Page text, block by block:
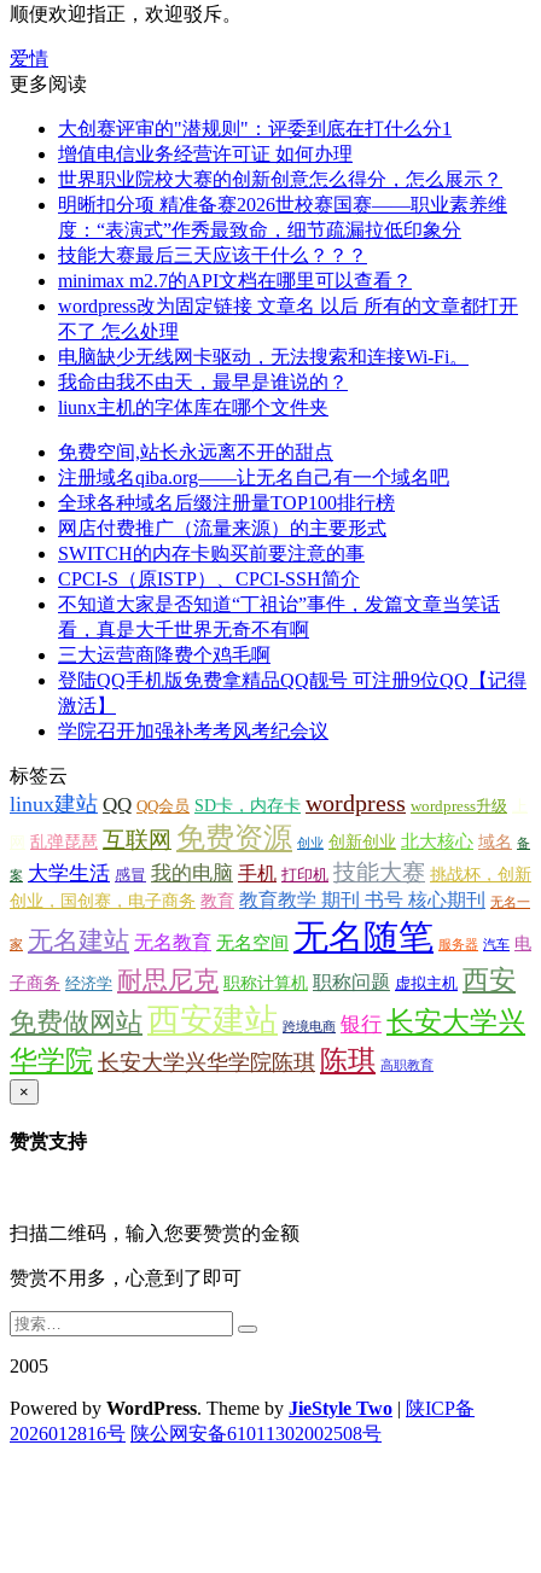
顺便欢迎指正，欢迎驳斥。
爱情
更多阅读
大创赛评审的"潜规则"：评委到底在打什么分1
增值电信业务经营许可证 如何办理
世界职业院校大赛的创新创意怎么得分，怎么展示？
明晰扣分项 精准备赛2026世校赛国赛——职业素养维
度：“表演式”作秀最致命，细节疏漏拉低印象分
技能大赛最后三天应该干什么？？？
minimax m2.7的API文档在哪里可以查看？
wordpress改为固定链接 文章名 以后 所有的文章都打开
不了 怎么处理
电脑缺少无线网卡驱动，无法搜索和连接Wi-Fi。
我命由我不由天，最早是谁说的？
liunx主机的字体库在哪个文件夹
免费空间,站长永远离不开的甜点
注册域名qiba.org——让无名自己有一个域名吧
全球各种域名后缀注册量TOP100排行榜
网店付费推广（流量来源）的主要形式
SWITCH的内存卡购买前要注意的事
CPCI-S（原ISTP）、CPCI-SSH简介
不知道大家是否知道“丁祖诒”事件，发篇文章当笑话
看，真是大千世界无奇不有啊
三大运营商降费个鸡毛啊
登陆QQ手机版免费拿精品QQ靓号 可注册9位QQ【记得
激活】
学院召开加强补考考风考纪会议
标签云
linux建站 QQ QQ会员 SD卡，内存卡 wordpress wordpress升级 上
网 乱弹琵琶 互联网 免费资源 创业 创新创业 北大核心 域名 备
案 大学生活 感冒 我的电脑 手机 打印机 技能大赛 挑战杯，创新
创业，国创赛，电子商务 教育 教育教学 期刊 书号 核心期刊 无名一
家 无名建站 无名教育 无名空间 无名随笔 服务器 汽车 电
子商务 经济学 耐思尼克 职称计算机 职称问题 虚拟主机 西安
免费做网站西安建站 跨境电商 银行 长安大学兴
华学院 长安大学兴华学院陈琪 陈琪 高职教育
×
赞赏支持
扫描二维码，输入您要赞赏的金额
赞赏不用多，心意到了即可
2005
Powered by WordPress. Theme by JieStyle Two | 陕ICP备
2026012816号 陕公网安备61011302002508号